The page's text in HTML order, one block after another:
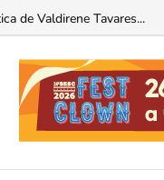
de Valdirene Tavares...